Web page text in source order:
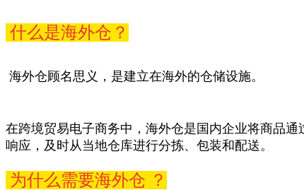
什么是海外仓？
海外仓顾名思义，是建立在海外的仓储设施。
在跨境贸易电子商务中，海外仓是国内企业将商品
响应，及时从当地仓库进行分拣、包装和配送。
为什么需要海外仓 ？